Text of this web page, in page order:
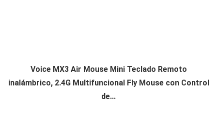
Voice MX3 Air Mouse Mini Teclado Remoto
inalámbrico, 2.4G Multifuncional Fly Mouse con Control
de...